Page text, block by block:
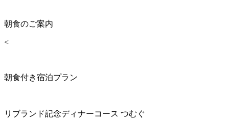
朝食のご案内
<
朝食付き宿泊プラン
リブランド記念ディナーコース つむぐ